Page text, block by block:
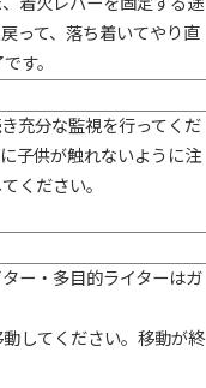
着火レバーを固定する途
って、落ち着いてやり直
す。
充分な監視を行ってくだ
子供が触れないように注
ください。
ー・多目的ライターはガ
してください。移動が終